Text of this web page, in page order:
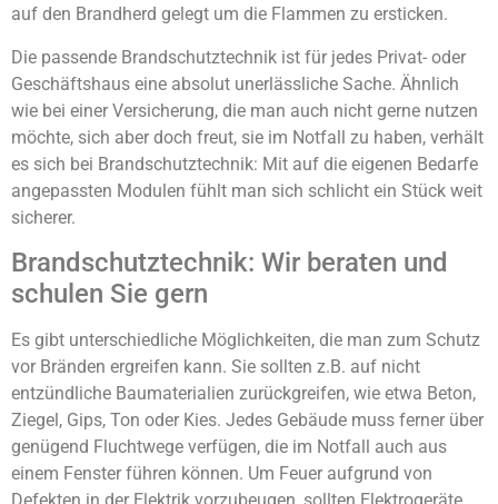
auf den Brandherd gelegt um die Flammen zu ersticken.
Die passende Brandschutztechnik ist für jedes Privat- oder
Geschäftshaus eine absolut unerlässliche Sache. Ähnlich
wie bei einer Versicherung, die man auch nicht gerne nutzen
möchte, sich aber doch freut, sie im Notfall zu haben, verhält
es sich bei Brandschutztechnik: Mit auf die eigenen Bedarfe
angepassten Modulen fühlt man sich schlicht ein Stück weit
sicherer.
Brandschutztechnik: Wir beraten und
schulen Sie gern
Es gibt unterschiedliche Möglichkeiten, die man zum Schutz
vor Bränden ergreifen kann. Sie sollten z.B. auf nicht
entzündliche Baumaterialien zurückgreifen, wie etwa Beton,
Ziegel, Gips, Ton oder Kies. Jedes Gebäude muss ferner über
genügend Fluchtwege verfügen, die im Notfall auch aus
einem Fenster führen können. Um Feuer aufgrund von